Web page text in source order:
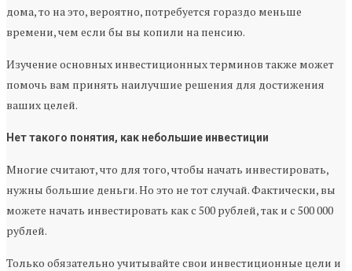
дома, то на это, вероятно, потребуется гораздо меньше
времени, чем если бы вы копили на пенсию.
Изучение основных инвестиционных терминов также может
помочь вам принять наилучшие решения для достижения
ваших целей.
Нет такого понятия, как небольшие инвестиции
Многие считают, что для того, чтобы начать инвестировать,
нужны большие деньги. Но это не тот случай. Фактически, вы
можете начать инвестировать как с 500 рублей, так и с 500 000
рублей.
Только обязательно учитывайте свои инвестиционные цели и